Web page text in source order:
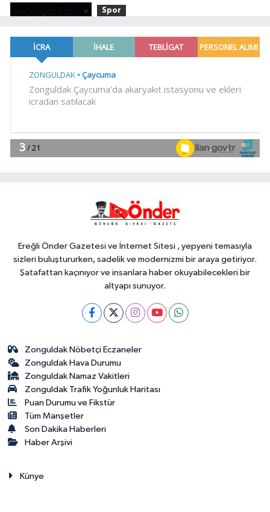
Spor
başladı
18:29TÜBİTAK 1707 programında
18:18
riskine karşı videolu uyarı
Ereğli Önder Gazetesi ve İnternet Sitesi , yepyeni temasıyla
sizleri buluştururken, sadelik ve modernizmi bir araya getiriyor.
Şatafattan kaçınıyor ve insanlara haber okuyabilecekleri bir
altyapı sunuyor.
Zonguldak Nöbetçi Eczaneler
Zonguldak Hava Durumu
Zonguldak Namaz Vakitleri
Zonguldak Trafik Yoğunluk Haritası
Puan Durumu ve Fikstür
Tüm Manşetler
Son Dakika Haberleri
Haber Arşivi
Künye